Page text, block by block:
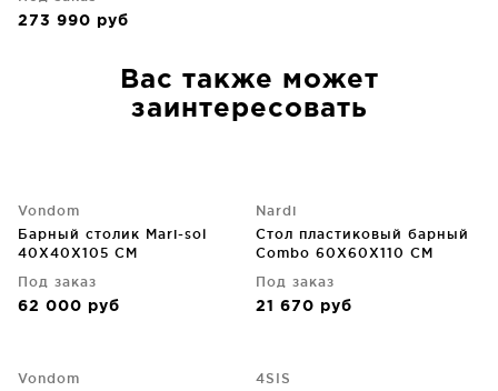
273 990 руб
Вас также может
заинтересовать
Vondom
Барный столик Mari-sol
40X40X105 CM
Под заказ
62 000 руб
Nardi
Стол пластиковый барный
Combo 60X60X110 CM
Под заказ
21 670 руб
Vondom
4SIS